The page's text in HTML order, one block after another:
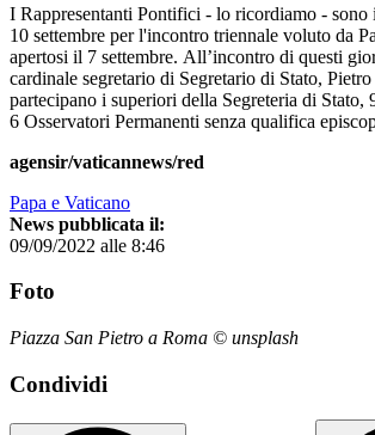
I Rappresentanti Pontifici - lo ricordiamo - sono
10 settembre per l'incontro triennale voluto da
apertosi il 7 settembre. All’incontro di questi
cardinale segretario di Segretario di Stato,
partecipano i superiori della Segreteria di Stato,
6 Osservatori Permanenti senza qualifica
agensir/vaticannews/red
Papa e Vaticano
News pubblicata il:
09/09/2022 alle 8:46
Foto
Piazza San Pietro a Roma © unsplash
Condividi